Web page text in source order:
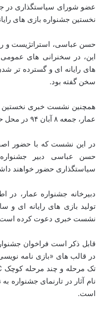
عضو شورای سیاستگذاری در
نخستین جشنواره بازی های
حسن عباسی، استراتژیست و
این، در سخنرانی های
های رایانه ای و گسترده تر
سخن گفته بود.
همچنین نشست خبری نخستین
عمار، جمعه ۸ آبان ۹۴ در محل حسینیه هنر برگزار می گردد.
در این نشست که با حضور
حسن عباسی دبیر
سیاستگذاری حضور خواهند
دبیرخانه جشنواره عمار، در
تولید بازی های رایانه ای و
نشست خبری دعوت کرده
قابل ذکر است فراخوان
در قالب های «بازی نامه
تک مرحله و چند مرحله کوچک PC» منتشر شده و
نام آثار در تارنمای جشنواره
است.